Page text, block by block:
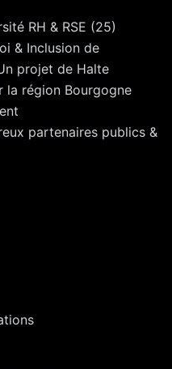
RH & RSE (25)
& Inclusion de
projet de Halte
la région Bourgogne
partenaires publics &